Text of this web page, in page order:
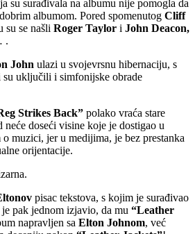
su surađivala na albumu nije pomogla da
albumom. Pored spomenutog Cliff
su se našli Roger Taylor i John Deacon,
.
John ulazi u svojevrsnu hibernaciju, s
uključili i simfonijske obrade
Strikes Back” polako vraća stare
doseći visine koje je dostigao u
muzici, jer u medijima, je bez prestanka
orijentacije.
pisac tekstova, s kojim je surađivao
pak jednom izjavio, da mu “Leather
napravljen sa Elton Johnom, već